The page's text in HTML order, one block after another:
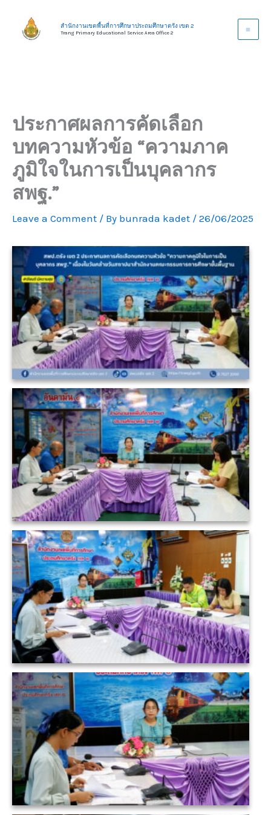
content
สำนักงานเขตพื้นที่การศึกษาประถมศึกษาตรัง เขต 2
Trang Primary Educational Service Area Office 2
ประกาศผลการคัดเลือก
บทความหัวข้อ “ความภาค
ภูมิใจในการเป็นบุคลากร
สพฐ.”
Leave a Comment / By bunrada kadet / 26/06/2025